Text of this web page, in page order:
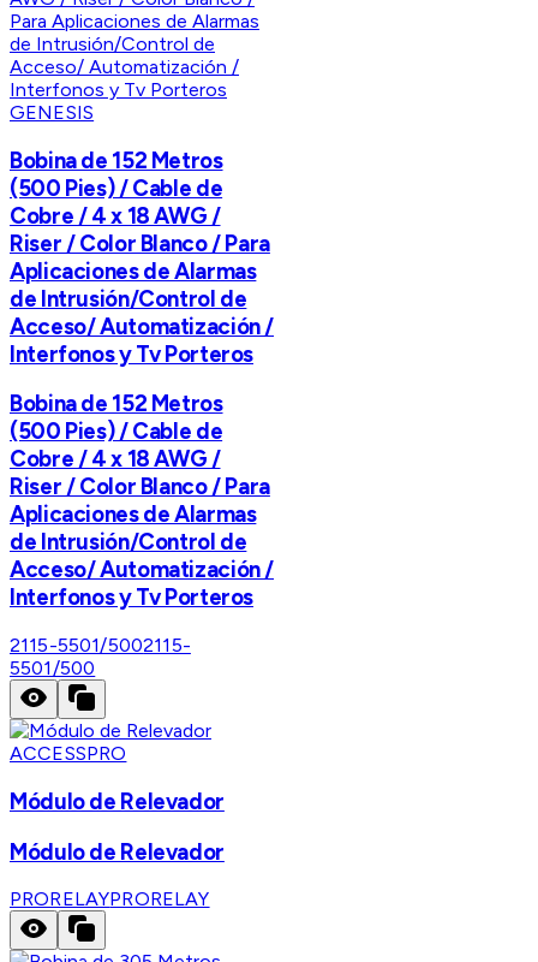
GENESIS
Bobina de 152 Metros
(500 Pies) / Cable de
Cobre / 4 x 18 AWG /
Riser / Color Blanco / Para
Aplicaciones de Alarmas
de Intrusión/Control de
Acceso/ Automatización /
Interfonos y Tv Porteros
Bobina de 152 Metros
(500 Pies) / Cable de
Cobre / 4 x 18 AWG /
Riser / Color Blanco / Para
Aplicaciones de Alarmas
de Intrusión/Control de
Acceso/ Automatización /
Interfonos y Tv Porteros
2115-5501/5002115-
5501/500
ACCESSPRO
Módulo de Relevador
Módulo de Relevador
PRORELAYPRORELAY